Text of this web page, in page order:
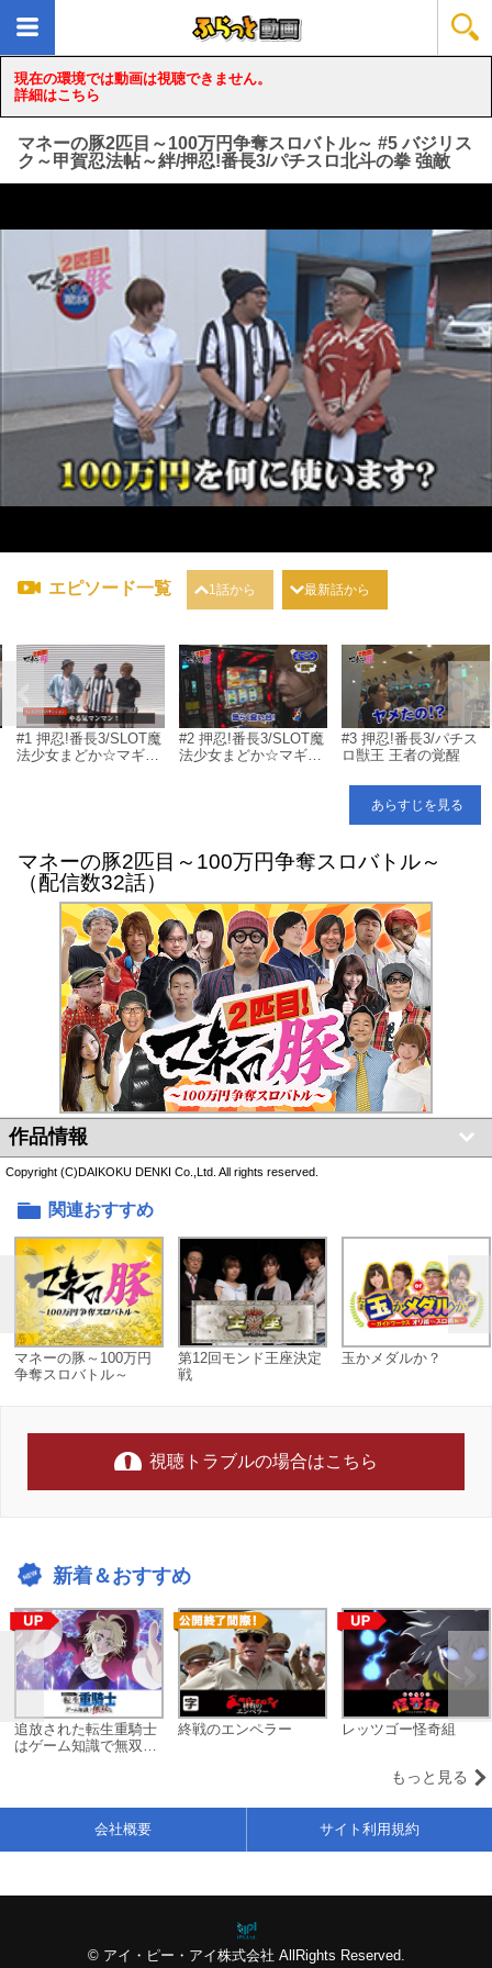
現在の環境では動画は視聴できません。
詳細はこちら
マネーの豚2匹目～100万円争奪スロバトル～ #5 バジリス
ク～甲賀忍法帖～絆/押忍!番長3/パチスロ北斗の拳 強敵
loading...
エピソード一覧 1話から 最新話から
#1 押忍!番長3/SLOT魔
法少女まどか☆マギカ/
#2 押忍!番長3/SLOT魔
法少女まどか☆マギカ/
#3 押忍!番長3/パチス
ロ獣王 王者の覚醒
あらすじを見る
マネーの豚2匹目～100万円争奪スロバトル～
（配信数32話）
作品情報
Copyright (C)DAIKOKU DENKI Co.,Ltd. All rights reserved.
関連おすすめ
マネーの豚～100万円
争奪スロバトル～
第12回モンド王座決定
戦
玉かメダルか？
視聴トラブルの場合はこちら
新着＆おすすめ
追放された転生重騎士
はゲーム知識で無双す
終戦のエンペラー レッツゴー怪奇組
もっと見る
© アイ・ピー・アイ株式会社 AllRights Reserved.
会社概要 サイト利用規約